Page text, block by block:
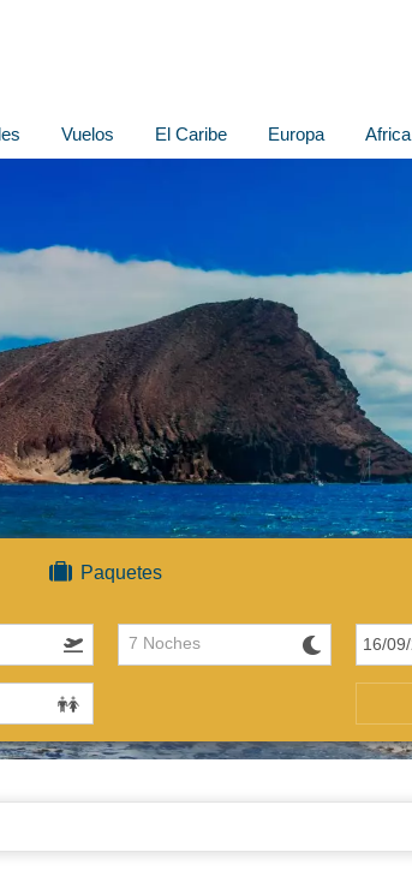
Vuelos El Caribe Europa Africa
Paquetes
7 Noches